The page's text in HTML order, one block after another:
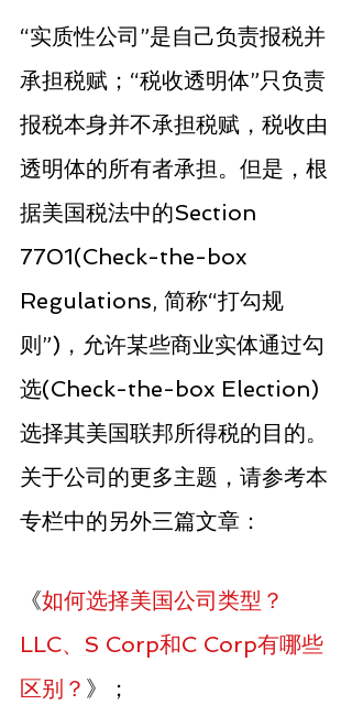
“实质性公司”是自己负责报税并
承担税赋；“税收透明体”只负责
报税本身并不承担税赋，税收由
透明体的所有者承担。但是，根
据美国税法中的Section
7701(Check-the-box
Regulations, 简称“打勾规
则”)，允许某些商业实体通过勾
选(Check-the-box Election)
选择其美国联邦所得税的目的。
关于公司的更多主题，请参考本
专栏中的另外三篇文章：
《如何选择美国公司类型？
LLC、S Corp和C Corp有哪些
区别？ 》；